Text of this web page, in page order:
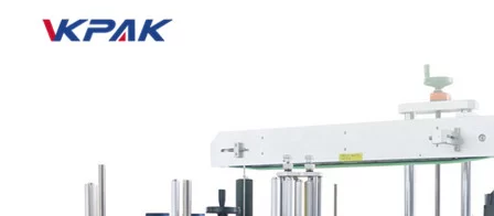
προσφέρουν εξαιρετική απόδοση.
Τα μηχανήματα επισήμανσης που είναι ευαίσθητα στην πίεση είναι
συμμόρφωση με έγγραφα προδιαγραφών και επικύρωση. Αυτές οι
ετικέτες είναι ιδιαίτερα ιδανικές για τις βιομηχανίες φαρμακευτικής,
οικιακής και προσωπικής φροντίδας, εφαρμόζοντας ετικέτες εμπρός
και πίσω, πάνω και κάτω και περιτυλιγμένα - αλλά σίγουρα δεν
περιορίζονται σε αυτά τα προϊόντα.